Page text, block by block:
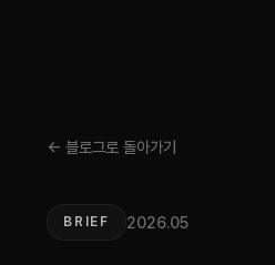
← 블로그로 돌아가기
BRIEF 2026.05